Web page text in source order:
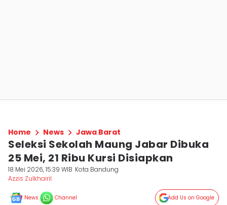
Home News Jawa Barat
Seleksi Sekolah Maung Jabar Dibuka
25 Mei, 21 Ribu Kursi Disiapkan
18 Mei 2026, 15:39 WIB Kota Bandung
Azzis Zulkhairil
News Channel Add Us on Google